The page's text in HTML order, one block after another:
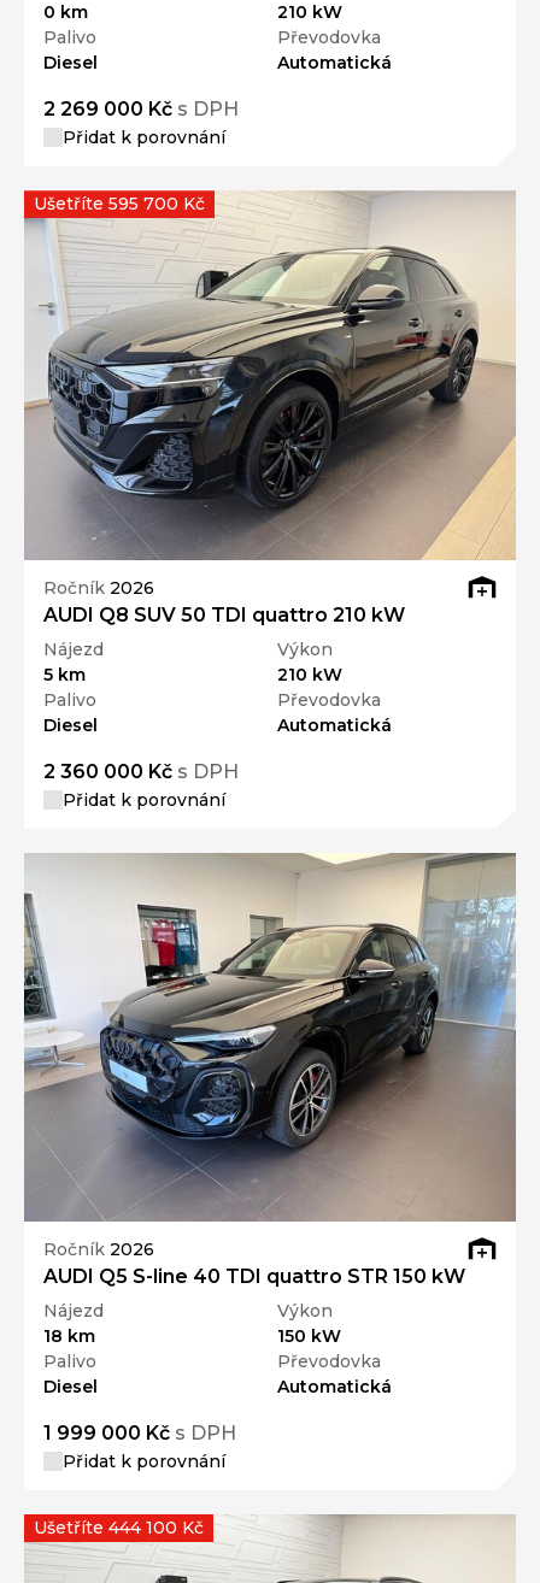
0 km
210 kW
Palivo
Diesel
Převodovka
Automatická
2 269 000 Kč s DPH
Přidat k porovnání
Ročník 2026
AUDI Q8 SUV 50 TDI quattro 210 kW
Nájezd
5 km
Výkon
210 kW
Palivo
Diesel
Převodovka
Automatická
2 360 000 Kč s DPH
Přidat k porovnání
Ušetříte 595 700 Kč
Ročník 2026
AUDI Q5 S-line 40 TDI quattro STR 150 kW
Nájezd
18 km
Výkon
150 kW
Palivo
Diesel
Převodovka
Automatická
1 999 000 Kč s DPH
Přidat k porovnání
Ušetříte 444 100 Kč